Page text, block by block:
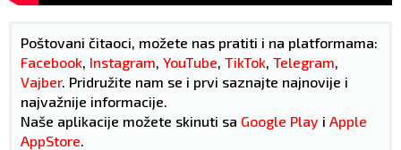
Poštovani čitaoci, možete nas pratiti i na platformama:
Facebook Instagram YouTube TikTok Telegram
Vajber. Pridružite nam se i prvi saznajte najnovije i
najvažnije informacije.
Naše aplikacije možete skinuti sa Google Play i Apple
AppStore